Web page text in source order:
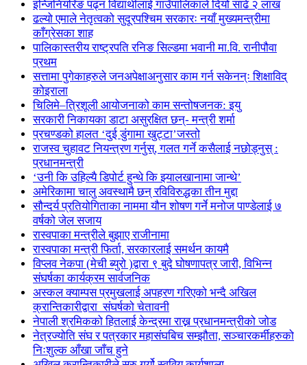
इन्जिनियरिङ पढ्न विद्यार्थीलाई गाउँपालिकाले दियो साढे २ लाख
ढल्यो एमाले नेतृत्वको सुदूरपश्चिम सरकारः नयाँ मुख्यमन्त्रीमा
काँग्रेसका शाह
पालिकास्तरीय राष्ट्रपति रनिङ सिल्डमा भवानी मा.वि. रानीपौवा
प्रथम
सत्तामा पुगेकाहरुले जनअपेक्षाअनुसार काम गर्न सकेनन्ः शिक्षाविद्
कोइराला
चिलिमे–त्रिशूली आयोजनाको काम सन्तोषजनक: इयु
सरकारी निकायका डाटा असुरक्षित छन्- मन्त्री शर्मा
प्रचण्डको हालत ‘दुई डुंगामा खुट्टा’जस्तो
राजस्व चुहावट नियन्त्रण गर्नुस्, गलत गर्ने कसैलाई नछोड्नुस् :
प्रधानमन्त्री
‘उनी कि उहिल्यै डिपोर्ट हुन्थे कि झ्यालखानामा जान्थे’
अमेरिकामा चालु अवस्थामै छन् रविविरुद्धका तीन मुद्दा
सौन्दर्य प्रतियोगिताका नाममा यौन शोषण गर्ने मनोज पाण्डेलाई ७
वर्षको जेल सजाय
रास्वपाका मन्त्रीले बुझाए राजीनामा
रास्वपाका मन्त्री फिर्ता, सरकारलाई समर्थन कायमै
विप्लव नेकपा (मेची ब्युरो )द्वारा ९ बुदे घोषणापत्र जारी, विभिन्न
संघर्षका कार्यक्रम सार्वजनिक
अस्कल क्याम्पस प्रमुखलाई अपहरण गरिएको भन्दै अखिल
क्रान्तिकारीद्वारा संघर्षको चेतावनी
नेपाली श्रमिकको हितलाई केन्द्रमा राख्न प्रधानमन्त्रीको जोड
नेत्रज्योति संघ र पत्रकार महासंघबिच सम्झौता, सञ्चारकर्मीहरुको
निःशुल्क आँखा जाँच हुने